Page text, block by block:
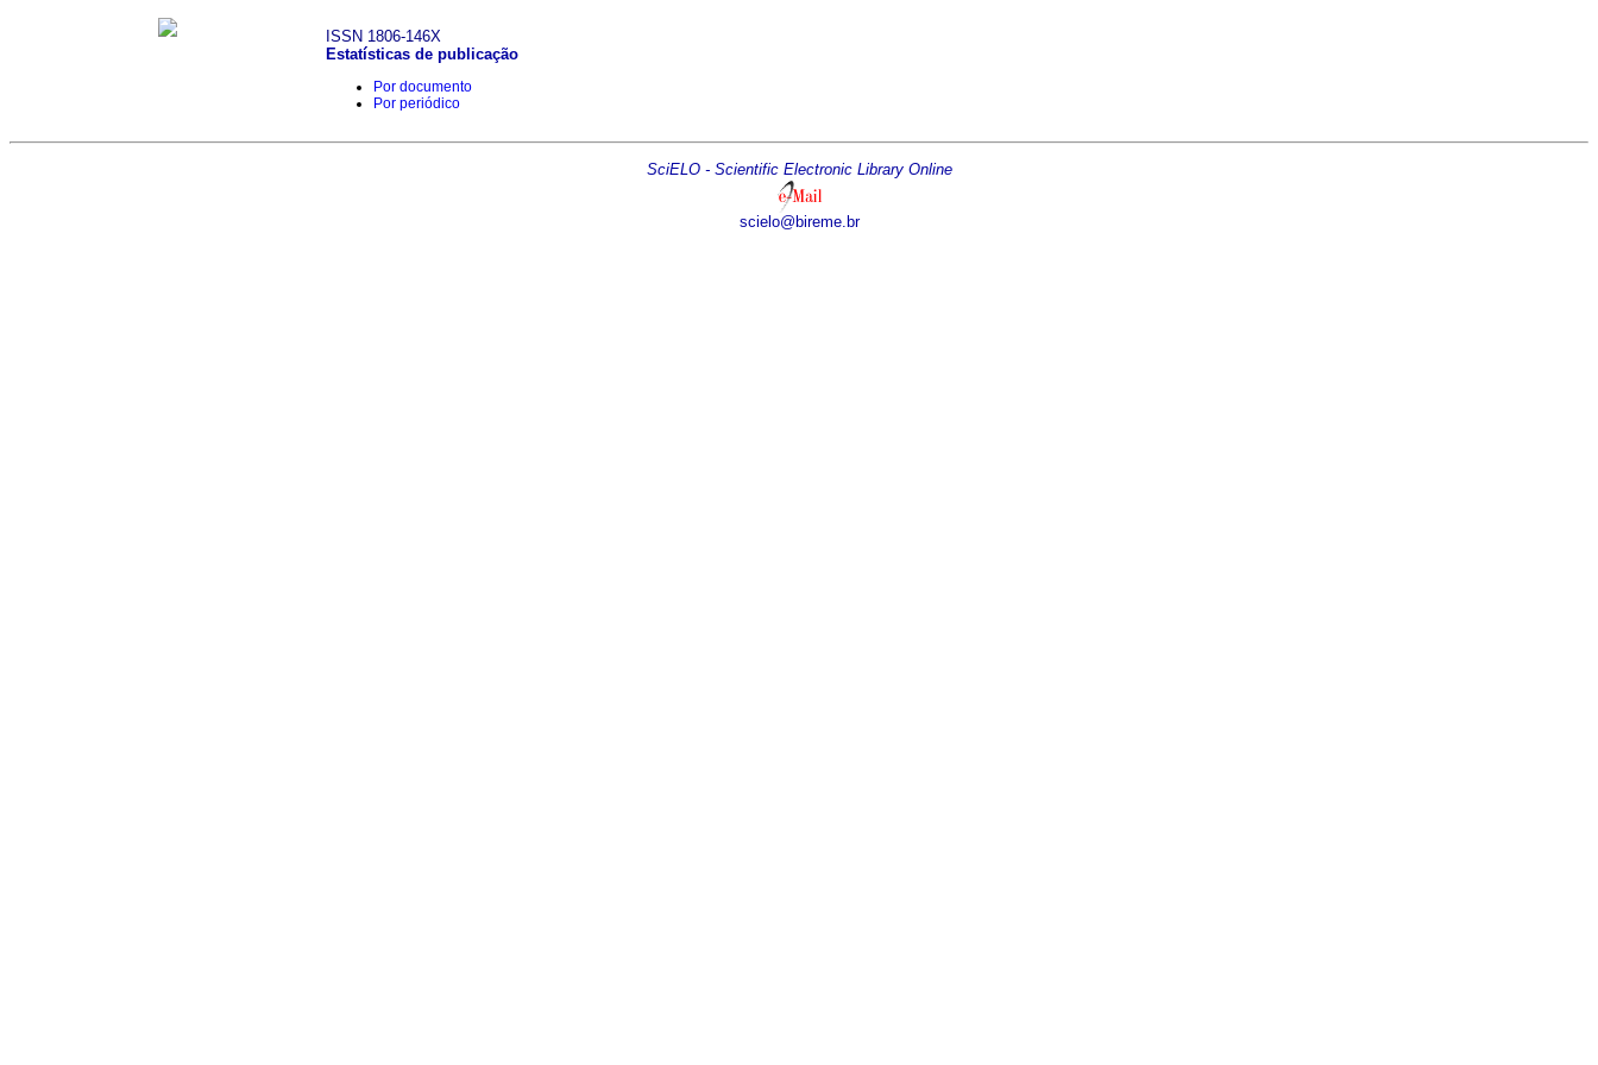
ISSN 1806-146X
Estatísticas de publicação
Por documento
Por periódico
SciELO - Scientific Electronic Library Online
scielo@bireme.br